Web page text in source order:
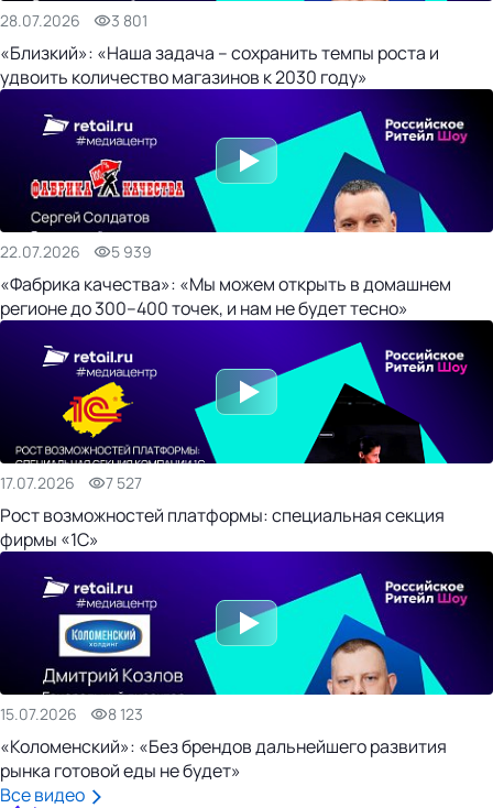
28.07.2026 3 801
«Близкий»: «Наша задача – сохранить темпы роста и
удвоить количество магазинов к 2030 году»
22.07.2026 5 939
«Фабрика качества»: «Мы можем открыть в домашнем
регионе до 300–400 точек, и нам не будет тесно»
17.07.2026 7 527
Рост возможностей платформы: специальная секция
фирмы «1С»
15.07.2026 8 123
«Коломенский»: «Без брендов дальнейшего развития
рынка готовой еды не будет»
Все видео